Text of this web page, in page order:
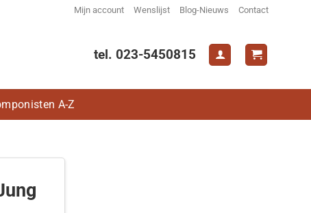
Mijn account Wenslijst Blog-Nieuws Contact
tel. 023-5450815
A-Z